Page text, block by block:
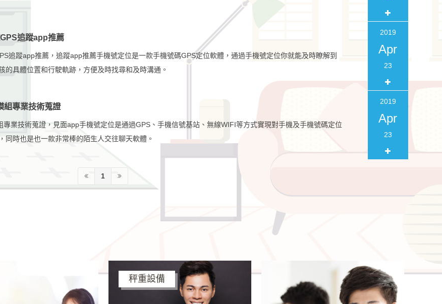
追蹤app推薦
追蹤app推薦​，追蹤app推薦手機號定位是一款手機號碼GPS定位軟體，通過手機號定位你就能及時瞭解到
的具體位置和行駛軌跡，方便及時找尋和及時溝通。
2019
Apr
23
組專業技術蒐證
專業技術蒐證，見面app手機號定位是通過GPS、手機信號基站、無線WIFI等方式實現對手機及手機號碼定位
同時也是也一款非常棒的陌生人交往聊天軟體。
2019
Apr
23
1
秤重設備